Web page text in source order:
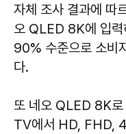
자체 조사 결과에 따
오 QLED 8K에 입력
90% 수준으로 소비
다.
또 네오 QLED 8K
TV에서 HD, FHD,